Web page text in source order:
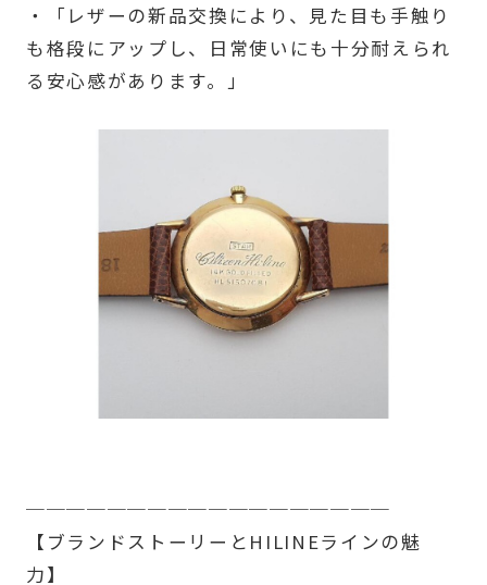
・「レザーの新品交換により、見た目も手触り
も格段にアップし、日常使いにも十分耐えられ
る安心感があります。」
──────────────────
【ブランドストーリーとHILINEラインの魅
力】